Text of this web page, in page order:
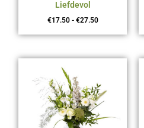
Liefdevol
€17.50 - €27.50
tot
€26.50